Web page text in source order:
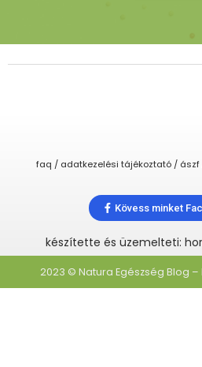
faq / adatkezelési tájékoztató /
Kövess minket
készítette és üzemelteti:
2023 © Natura Egészség Blog